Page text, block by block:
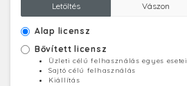
Letöltés Vászon
Alap licensz
Bővített licensz
Üzleti célú felhasználás egyes esetei
Sajtó célú felhasználás
Kiállítás